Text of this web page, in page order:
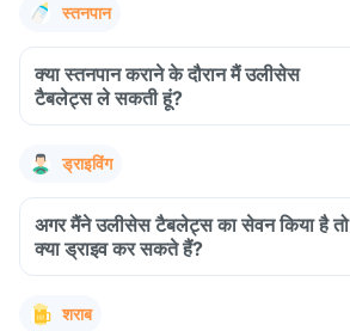
स्तनपान
क्या स्तनपान कराने के दौरान मैं उलीसेस
टैबलेट्स ले सकती हूं?
ड्राइविंग
अगर मैंने उलीसेस टैबलेट्स का सेवन किया है तो
क्या ड्राइव कर सकते हैं?
शराब